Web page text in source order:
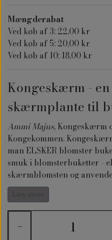
Mængderabat
Ved køb af 3: 22,00 kr
Ved køb af 5: 20,00 kr
Ved køb af 10: 18,00 kr
Kongeskærm -
skærmplante til
Ammi Majus, Kongeskærm
Kongekommen.
man ELSKER blomster
smuk i blomsterbuketter -
skærmblomsten og
Kongeskærm tiltrækker den
andre insekter.
−